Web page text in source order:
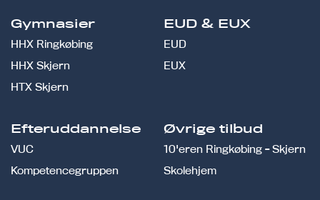
Gymnasier
HHX Ringkøbing
HHX Skjern
HTX Skjern
EUD & EUX
EUD
EUX
Efteruddannelse
VUC
Kompetencegruppen
Øvrige tilbud
10'eren Ringkøbing - Skjern
Skolehjem